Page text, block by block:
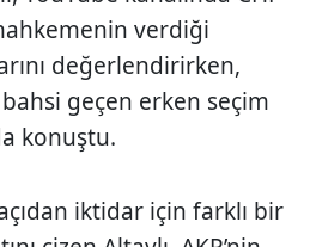
verdiği
değerlendirirken,
geçen erken seçim
konuştu.
iktidar için farklı bir